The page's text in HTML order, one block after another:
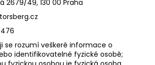
2679/49, 130 00 Praha
se rozumí veškeré informace o
identifikovatelné fyzické osobě;
HLEDAT